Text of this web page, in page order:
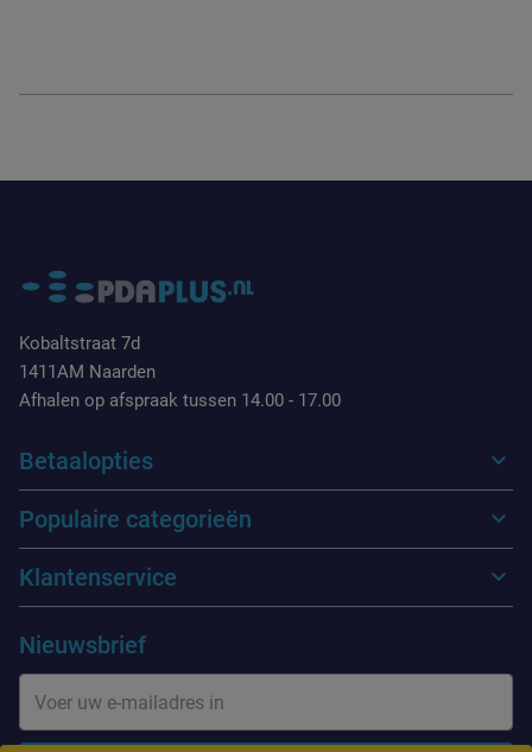
Kobaltstraat 7d
1411AM Naarden
Afhalen op afspraak tussen 14.00 - 17.00
Betaalopties
Populaire categorieën
Klantenservice
Nieuwsbrief